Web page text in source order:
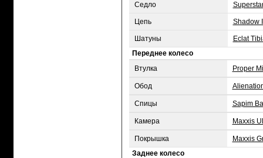
Седло
Цепь Shadow
Шатуны
Eclat
Переднее колесо
Втулка
Proper
Обод
Спицы Sapim
Камера Maxxis
Покрышка
Maxxis
Заднее колесо